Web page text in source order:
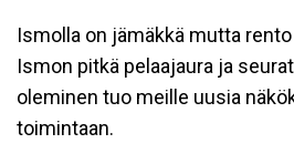
Ismolla on jämäkkä mutta
Ismon pitkä pelaajaura ja
oleminen tuo meille uusia
toimintaan.